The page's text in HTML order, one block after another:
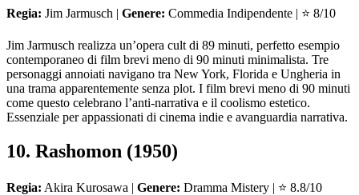
Regia: Jim Jarmusch | Genere: Commedia Indipendente | ⭐ 8/10
Jim Jarmusch realizza un’opera cult di 89 minuti, perfetto esempio
contemporaneo di film brevi meno di 90 minuti minimalista. Tre
personaggi annoiati navigano tra New York, Florida e Ungheria in
una trama apparentemente senza plot. I film brevi meno di 90 minuti
come questo celebrano l’anti-narrativa e il coolismo estetico.
Essenziale per appassionati di cinema indie e avanguardia narrativa.
10. Rashomon (1950)
Regia: Akira Kurosawa | Genere: Dramma Mistery | ⭐ 8.8/10